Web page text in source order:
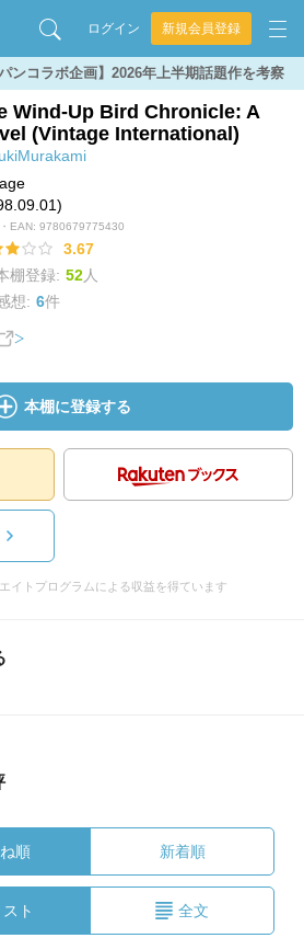
ログイン 新規会員登録
ンコラボ企画】2026年上半期話題作を考察
Wind-Up Bird Chronicle: A
(Vintage International)
EAN: 9780679775430
3.67
棚登録: 52人
想: 6件
本棚に登録する
イトプログラムによる収益を得ています
順 新着順
スト 全文